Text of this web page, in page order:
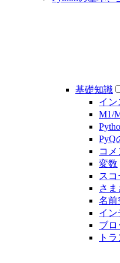
基礎知識
イン
M1/
PyQ
コメ
変数
ス
さ
名前
イン
ブロ
ト